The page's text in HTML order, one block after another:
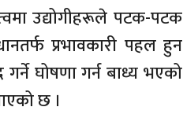
उद्योगीहरूले पटक-पटक
प्रभावकारी पहल हुन
घोषणा गर्न बाध्य भएको
छ ।